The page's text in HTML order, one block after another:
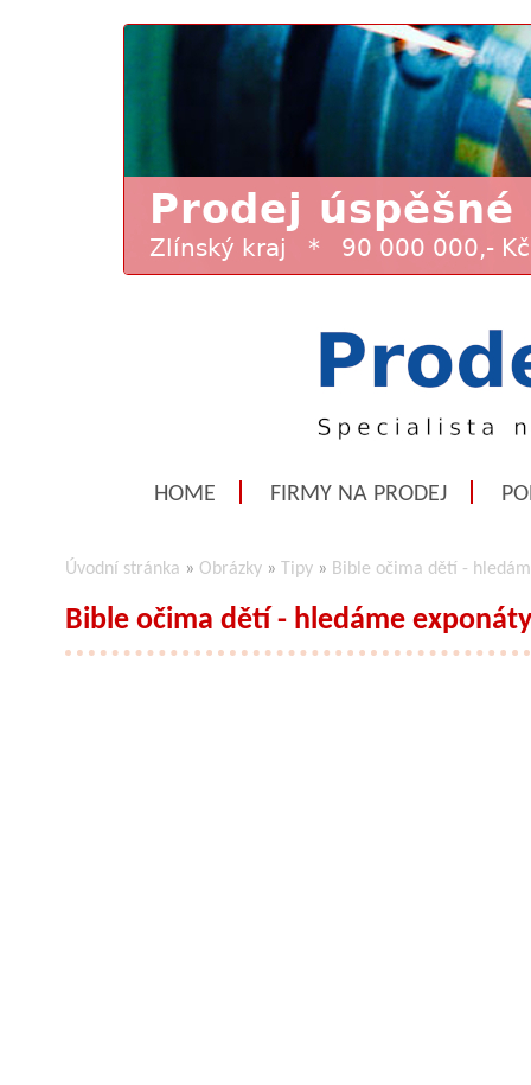
HOME FIRMY NA PRODEJ
Úvodní stránka » Obrázky » Tipy » Bible očima dětí -
Bible očima dětí - hledáme exponáty